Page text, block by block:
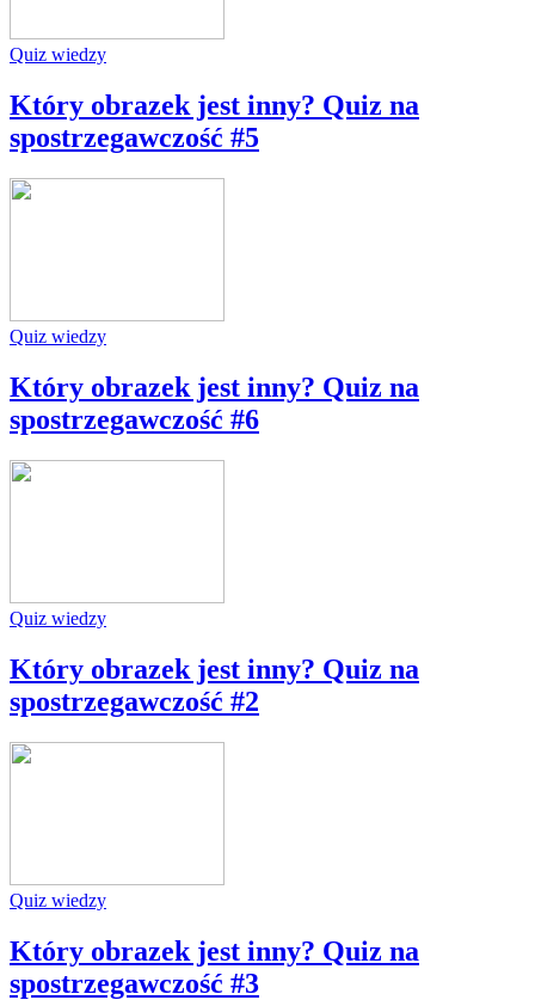
Quiz wiedzy
Który obrazek jest inny? Quiz na
spostrzegawczość #5
Quiz wiedzy
Który obrazek jest inny? Quiz na
spostrzegawczość #6
Quiz wiedzy
Który obrazek jest inny? Quiz na
spostrzegawczość #2
Quiz wiedzy
Który obrazek jest inny? Quiz na
spostrzegawczość #3